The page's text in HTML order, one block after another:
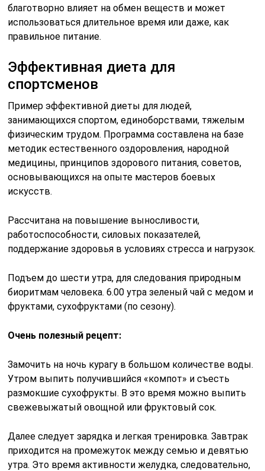
благотворно влияет на обмен веществ и может
использоваться длительное время или даже, как
правильное питание.
Эффективная диета для
спортсменов
Пример эффективной диеты для людей,
занимающихся спортом, единоборствами, тяжелым
физическим трудом. Программа составлена на базе
методик естественного оздоровления, народной
медицины, принципов здорового питания, советов,
основывающихся на опыте мастеров боевых
искусств.
Рассчитана на повышение выносливости,
работоспособности, силовых показателей,
поддержание здоровья в условиях стресса и нагрузок.
Подъем до шести утра, для следования природным
биоритмам человека. 6.00 утра зеленый чай с медом и
фруктами, сухофруктами (по сезону).
Очень полезный рецепт:
Замочить на ночь курагу в большом количестве воды.
Утром выпить получившийся «компот» и съесть
размокшие сухофрукты. В это время можно выпить
свежевыжатый овощной или фруктовый сок.
Далее следует зарядка и легкая тренировка. Завтрак
приходится на промежуток между семью и девятью
утра. Это время активности желудка, следовательно,